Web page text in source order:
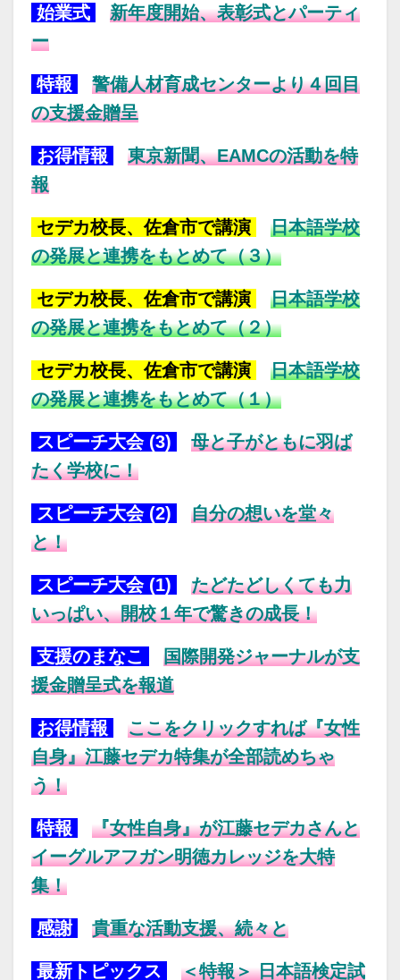
始業式
新年度開始、表彰式とパーティ
ー
特報
警備人材育成センターより４回目
の支援金贈呈
お得情報
東京新聞、EAMCの活動を特
報
セデカ校長、佐倉市で講演
日本語学校
の発展と連携をもとめて（３）
セデカ校長、佐倉市で講演
日本語学校
の発展と連携をもとめて（２）
セデカ校長、佐倉市で講演
日本語学校
の発展と連携をもとめて（１）
スピーチ大会 (3)
母と子がともに羽ば
たく学校に！
スピーチ大会 (2)
自分の想いを堂々
と！
スピーチ大会 (1)
たどたどしくても力
いっぱい、開校１年で驚きの成長！
支援のまなこ
国際開発ジャーナルが支
援金贈呈式を報道
お得情報
ここをクリックすれば『女性
自身』江藤セデカ特集が全部読めちゃ
う！
特報
『女性自身』が江藤セデカさんと
イーグルアフガン明徳カレッジを大特
集！
感謝 貴重な活動支援、続々と
最新トピックス ＜特報＞ 日本語検定試